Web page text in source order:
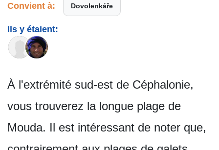
Convient à: Dovolenkáře
Ils y étaient:
À l'extrémité sud-est de Céphalonie,
vous trouverez la longue plage de
Mouda. Il est intéressant de noter que,